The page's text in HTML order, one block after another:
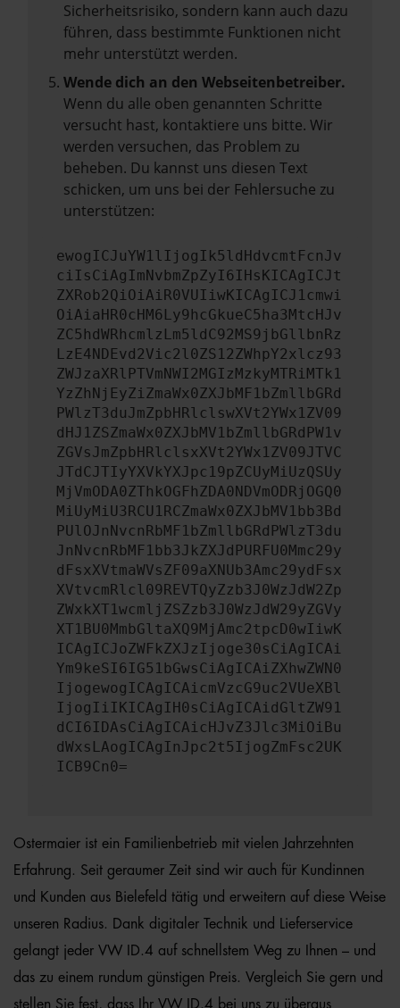
Sicherheitsrisiko, sondern kann auch dazu
führen, dass bestimmte Funktionen nicht
mehr unterstützt werden.
Wende dich an den Webseitenbetreiber.
Wenn du alle oben genannten Schritte
versucht hast, kontaktiere uns bitte. Wir
werden versuchen, das Problem zu
beheben. Du kannst uns diesen Text
schicken, um uns bei der Fehlersuche zu
unterstützen:
ewogICJuYW1lIjogIk5ldHdvcmtFcnJv
ciIsCiAgImNvbmZpZyI6IHsKICAgICJt
ZXRob2QiOiAiR0VUIiwKICAgICJ1cmwi
OiAiaHR0cHM6Ly9hcGkueC5ha3MtcHJv
ZC5hdWRhcmlzLm5ldC92MS9jbGllbnRz
LzE4NDEvd2Vic2l0ZS12ZWhpY2xlcz93
ZWJzaXRlPTVmNWI2MGIzMzkyMTRiMTk1
YzZhNjEyZiZmaWx0ZXJbMF1bZmllbGRd
PWlzT3duJmZpbHRlclswXVt2YWx1ZV09
dHJ1ZSZmaWx0ZXJbMV1bZmllbGRdPW1v
ZGVsJmZpbHRlclsxXVt2YWx1ZV09JTVC
JTdCJTIyYXVkYXJpc19pZCUyMiUzQSUy
MjVmODA0ZThkOGFhZDA0NDVmODRjOGQ0
MiUyMiU3RCU1RCZmaWx0ZXJbMV1bb3Bd
PUlOJnNvcnRbMF1bZmllbGRdPWlzT3du
JnNvcnRbMF1bb3JkZXJdPURFU0Mmc29y
dFsxXVtmaWVsZF09aXNUb3Amc29ydFsx
XVtvcmRlcl09REVTQyZzb3J0WzJdW2Zp
ZWxkXT1wcmljZSZzb3J0WzJdW29yZGVy
XT1BU0MmbGltaXQ9MjAmc2tpcD0wIiwK
ICAgICJoZWFkZXJzIjoge30sCiAgICAi
Ym9keSI6IG51bGwsCiAgICAiZXhwZWN0
IjogewogICAgICAicmVzcG9uc2VUeXBl
IjogIiIKICAgIH0sCiAgICAidGltZW91
dCI6IDAsCiAgICAicHJvZ3Jlc3MiOiBu
dWxsLAogICAgInJpc2t5IjogZmFsc2UK
ICB9Cn0=
Ostermaier ist ein Familienbetrieb mit vielen Jahrzehnten
Erfahrung. Seit geraumer Zeit sind wir auch für Kundinnen
und Kunden aus Bielefeld tätig und erweitern auf diese Weise
unseren Radius. Dank digitaler Technik und Lieferservice
gelangt jeder VW ID.4 auf schnellstem Weg zu Ihnen – und
das zu einem rundum günstigen Preis. Vergleich Sie gern und
stellen Sie fest, dass Ihr VW ID.4 bei uns zu überaus